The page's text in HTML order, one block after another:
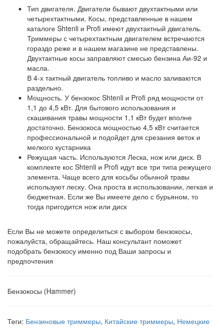
Тип двигателя. Двигатели бывают двухтактными или
четырехтактными. Косы, представленные в нашем
каталоге Shtenli и Profi имеют двухтактный двигатель.
Триммеры с четырехтактным двигателем встречаются
гораздо реже и в нашем магазине не представлены.
Двухтактные косы заправляют смесью бензина Аи-92 и
масла.
В 4-х тактный двигатель топливо и масло заливаются
раздельно.
Мощность. У бензокос Shtenli и Profi ряд мощности от
1,1 до 4,5 кВт. Для бытового использования и
скашивания травы мощности 1,1 кВт будет вполне
достаточно. Бензокоса мощностью 4,5 кВт считается
профессиональной и подойдет для срезания веток и
мелкого кустарника
Режущая часть. Используются Леска, нож или диск. В
комплекте кос Shtenli и Profi идут все три типа режущего
элемента. Чаще всего для косьбы обычной травы
используют леску. Она проста в использовании, легкая и
бюджетная. Если же Вы имеете дело с бурьяном, то
тогда пригодится нож или диск
Если Вы не можете определиться с выбором бензокосы,
пожалуйста, обращайтесь. Наш консультант поможет
подобрать бензокосу именно под Ваши запросы и
предпочтения
Бензокосы (Hammer)
Теги: Бензиновые триммеры, Китайские триммеры, Немецкие